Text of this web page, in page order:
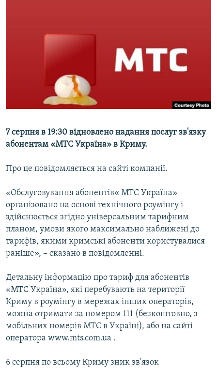
ДЕПОРТАЦІЯ
УКРАЇНСЬКА ПРОБЛЕМА КРИМУ
ІНФОГРАФІКА
ЯК ОБІЙТИ БЛОКУВАННЯ
ДОЛУЧАЙСЯ!
Усі сайти RFE/RL
7 серпня в 19:30 відновлено надання послуг зв'язку
абонентам «МТС Україна» в Криму.
Про це повідомляється на сайті компанії.
«Обслуговування абонентів« МТС Україна»
організовано на основі технічного роумінгу і
здійснюється згідно універсальним тарифним
планом, умови якого максимально наближені до
тарифів, якими кримські абоненти користувалися
раніше», – сказано в повідомленні.
Детальну інформацію про тариф для абонентів
«МТС Україна», які перебувають на території
Криму в роумінгу в мережах інших операторів,
можна отримати за номером 111 (безкоштовно, з
мобільних номерів МТС в Україні), або на сайті
оператора www.mts.com.ua .
6 серпня по всьому Криму зник зв'язок